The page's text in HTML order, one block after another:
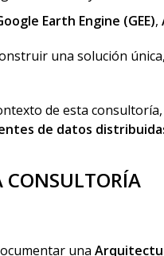
Earth Engine (GEE),
una solución
de esta
de datos
CONSULTORÍA
una